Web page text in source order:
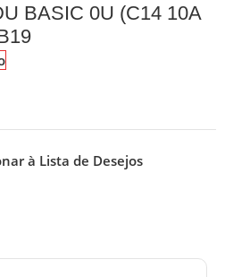
BASIC 0U (C14 10A
à Lista de Desejos